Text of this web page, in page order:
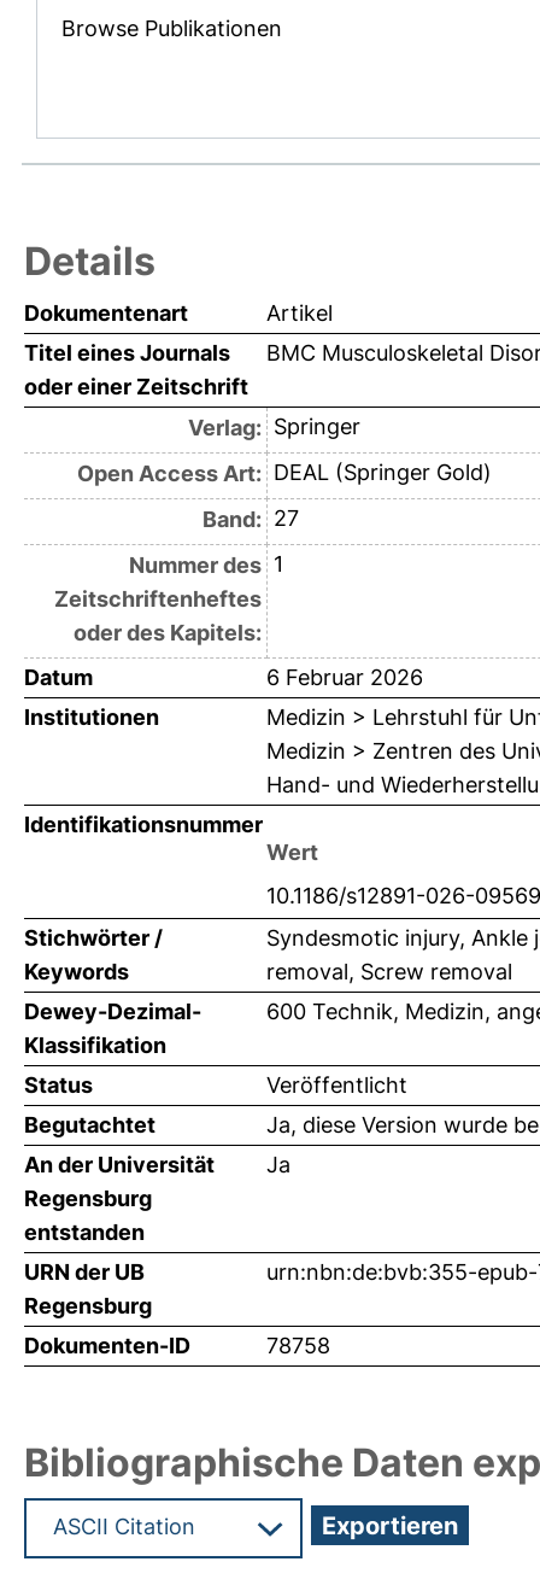
Browse Publikationen
Details
Dokumentenart
Artikel
Titel eines Journals
oder einer Zeitschrift
BMC Musculoskeletal
Verlag: Springer
Open Access Art: DEAL (Springer Gold)
Band: 27
Nummer des
Zeitschriftenheftes
oder des Kapitels:
1
Datum
6 Februar 2026
Institutionen
Medizin > Lehrstuhl für
Medizin > Zentren des
Hand- und
Identifikationsnummer
Wert
10.1186/s12891-026-
Stichwörter /
Keywords
Syndesmotic injury,
removal, Screw removal
Dewey-Dezimal-
Klassifikation
600 Technik, Medizin,
Status
Veröffentlicht
Begutachtet
Ja, diese Version wurde
An der Universität
Regensburg
entstanden
Ja
URN der UB
Regensburg
urn:nbn:de:bvb:355-
Dokumenten-ID 78758
Bibliographische Daten